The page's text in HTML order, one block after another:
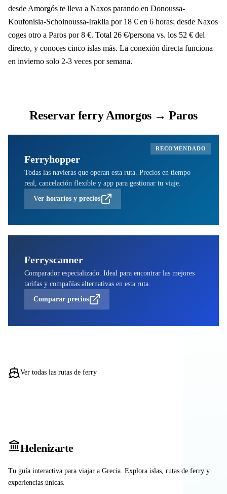
desde Amorgós te lleva a Naxos parando en Donoussa-
Koufonisia-Schoinoussa-Iraklia por 18 € en 6 horas; desde Naxos
coges otro a Paros por 8 €. Total 26 €/persona vs. los 52 € del
directo, y conoces cinco islas más. La conexión directa funciona
en invierno solo 2-3 veces por semana.
Reservar ferry Amorgos → Paros
RECOMENDADO
Ferryhopper
Todas las navieras que operan esta ruta. Precios en tiempo
real, cancelación flexible y app para gestionar tu viaje.
Ver horarios y precios
Ferryscanner
Comparador especializado. Ideal para encontrar las mejores
tarifas y compañías alternativas en esta ruta.
Comparar precios
Ver todas las rutas de ferry
Helenizarte
Tu guía interactiva para viajar a Grecia. Explora islas, rutas de ferry y
experiencias únicas.